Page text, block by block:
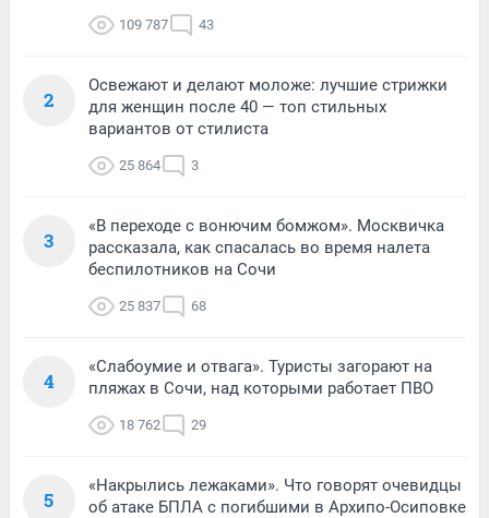
109 787 43
2
Освежают и делают моложе: лучшие стрижки
для женщин после 40 — топ стильных
вариантов от стилиста
25 864 3
3
«В переходе с вонючим бомжом». Москвичка
рассказала, как спасалась во время налета
беспилотников на Сочи
25 837 68
4
«Слабоумие и отвага». Туристы загорают на
пляжах в Сочи, над которыми работает ПВО
18 762 29
5
«Накрылись лежаками». Что говорят очевидцы
об атаке БПЛА с погибшими в Архипо-Осиповке